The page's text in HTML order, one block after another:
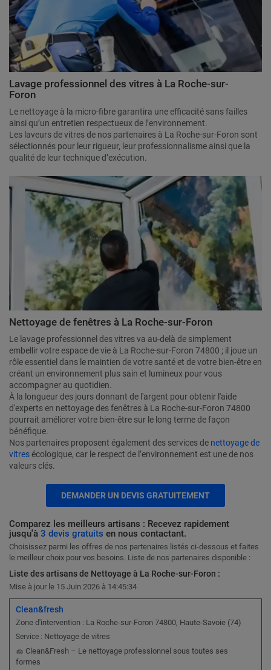
Lavage professionnel des vitres à La Roche-sur-
Foron
Le nettoyage à la micro-fibre garantira une efficacité sans failles
ainsi qu’un entretien respectueux de l’environnement.
Les laveurs de vitres de nos partenaires à La Roche-sur-Foron sont
sélectionnés pour leur rigueur, leur professionnalisme ainsi que la
qualité de leur technique d’exécution.
Nettoyage de fenêtres à La Roche-sur-Foron
Le lavage professionnel des vitres va au-delà de simplement
embellir votre espace de vie à La Roche-sur-Foron 74800 ; il joue un
rôle essentiel dans le maintien de votre santé et de votre bien-être en
créant un environnement plus sain et lumineux pour vous
accompagner au quotidien.
À la longueur des jours donnant de l'argent pour obtenir l'aide
d'experts en nettoyage des fenêtres à La Roche-sur-Foron 74800
pourrait améliorer votre bien-être sur le long terme de façon
bénéfique.
Nos partenaires proposent également des services de nettoyage de
vitresécologique, car le respect de l’environnement est une de nos
valeurs clés.
DEMANDER UN DEVIS GRATUITEMENT
Comparez les meilleurs artisans : Recevez rapidement
jusqu'à 3 devis gratuits en nous contactant.
Choisissez parmi les offres de nos partenaires listés ci-dessous et faites
le meilleur choix pour vos besoins. Liste de nos partenaires disponible :
Liste des artisans de Nettoyage à La Roche-sur-Foron :
Mise à jour le 15 Juin 2026 à 14:45:34
Clean&fresh
Zone d'intervention : La Roche-sur-Foron 74800, Haute-Savoie (74)
Service : Nettoyage de vitres
🧽 Clean&Fresh – Le nettoyage professionnel sous toutes ses
formes